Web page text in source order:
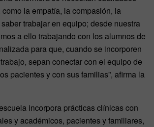
como la empatía, la compasión, la
trabajar en equipo; desde nuestra
a ello trabajando con los alumnos de
para que, cuando se incorporen
sepan conectar con el equipo de
pacientes y con sus familias”, afirma la
incorpora prácticas clínicas con
y académicos, pacientes y familiares,